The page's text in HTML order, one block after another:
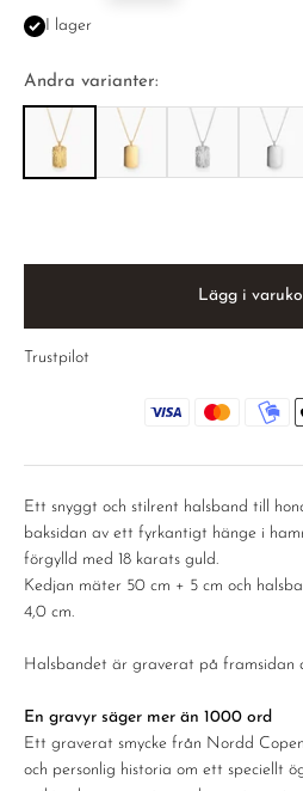
I lager
Andra varianter:
Lägg i
Trustpilot
Ett snyggt och stilrent halsband till
baksidan av ett fyrkantigt hänge i
förgylld med 18 karats guld.
Kedjan mäter 50 cm + 5 cm och
4,0 cm.
Halsbandet är graverat på framsidan
En gravyr säger mer än 1000 ord
Ett graverat smycke från Nordd
och personlig historia om ett speciellt